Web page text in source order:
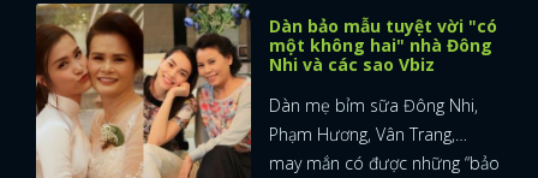
Dàn bảo mẫu tuyệt vời "có
một không hai" nhà Đông
Nhi và các sao Vbiz
Dàn mẹ bỉm sữa Đông Nhi,
Phạm Hương, Vân Trang,…
may mắn có được những “bảo